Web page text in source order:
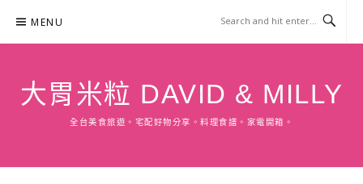
content
MENU
大胃米粒 DAVID & MILLY
全台美食旅遊。宅配好物分享。料理食譜。家電開箱。